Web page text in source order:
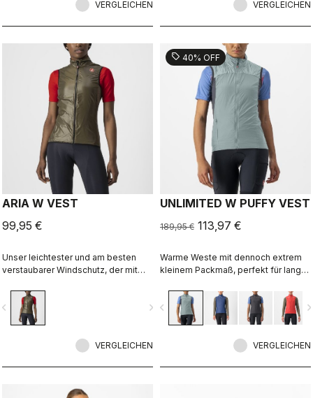
VERGLEICHEN VERGLEICHEN
ARIA W VEST
99,95 €
Unser leichtester und am besten
verstaubarer Windschutz, der mit
Rücken eng am Körper anliegt.
Vorne hält die Weste den Fahrtwind
effektiv ab, ohne dass Überhitzung
navigate_next
VERGLEICHEN
sell 40% OFF
UNLIMITED W PUFFY VEST
189,95 € 113,97 €
Warme Weste mit dennoch extrem
kleinem Packmaß, perfekt für lange
Die winddichte Außenschicht aus
Mikrofaser-Gewebe wird kombiniert
mit einer Fütterung aus Polartec®
navigate_before
VERGLEICHEN